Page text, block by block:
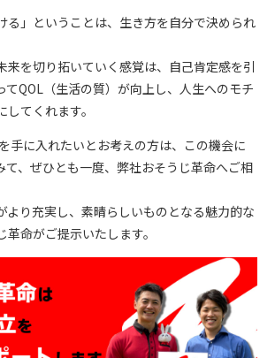
る」ということは、 生き方を自分で決められ
来を切り拓いていく感覚は、自己肯定感を引
てQOL（生活の質）が向上し、人生へのモチ
てくれます。
手に入れたいとお考えの方は、この機会に
て、ぜひとも一度、弊社おそうじ革命へご相
より充実し、素晴らしいものとなる魅力的な
革命がご提示いたします。